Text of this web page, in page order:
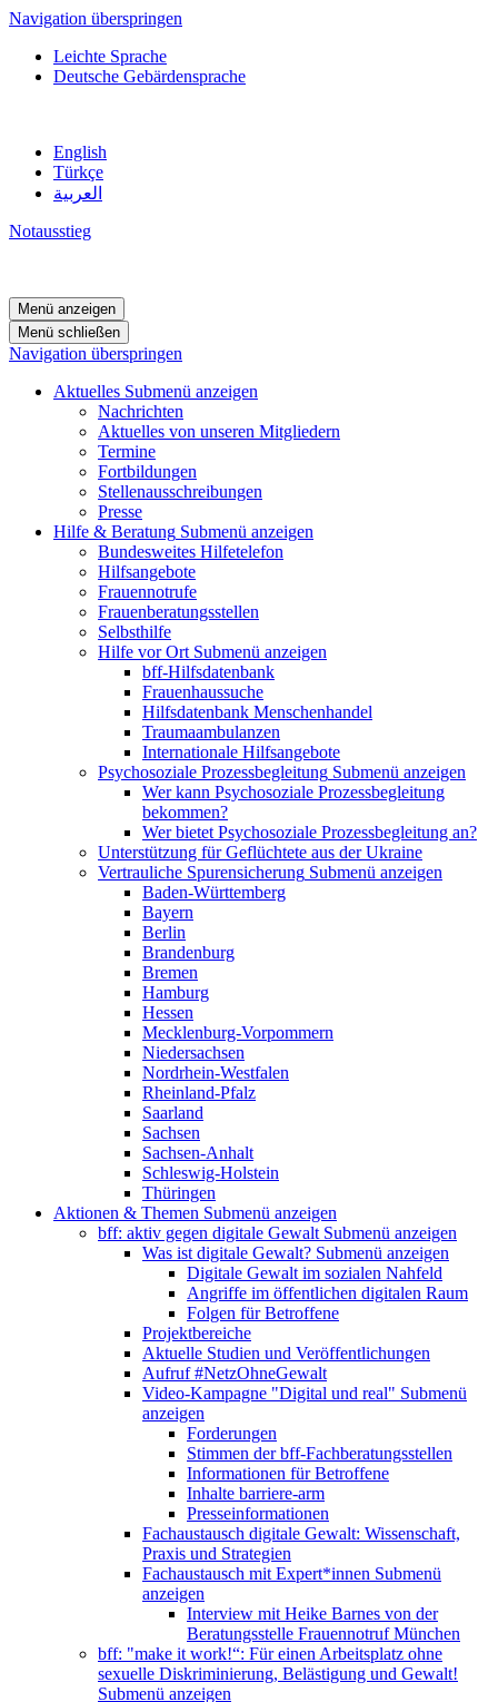
Navigation überspringen
Leichte Sprache
Deutsche Gebärdensprache
English
Türkçe
العربية
Notausstieg
Menü anzeigen
Menü schließen
Navigation überspringen
Aktuelles Submenü anzeigen
Nachrichten
Aktuelles von unseren Mitgliedern
Termine
Fortbildungen
Stellenausschreibungen
Presse
Hilfe & Beratung Submenü anzeigen
Bundesweites Hilfetelefon
Hilfsangebote
Frauennotrufe
Frauenberatungsstellen
Selbsthilfe
Hilfe vor Ort Submenü anzeigen
bff-Hilfsdatenbank
Frauenhaussuche
Hilfsdatenbank Menschenhandel
Traumaambulanzen
Internationale Hilfsangebote
Psychosoziale Prozessbegleitung Submenü anzeigen
Wer kann Psychosoziale Prozessbegleitung
bekommen?
Wer bietet Psychosoziale Prozessbegleitung an?
Unterstützung für Geflüchtete aus der Ukraine
Vertrauliche Spurensicherung Submenü anzeigen
Baden-Württemberg
Bayern
Berlin
Brandenburg
Bremen
Hamburg
Hessen
Mecklenburg-Vorpommern
Niedersachsen
Nordrhein-Westfalen
Rheinland-Pfalz
Saarland
Sachsen
Sachsen-Anhalt
Schleswig-Holstein
Thüringen
Aktionen & Themen Submenü anzeigen
bff: aktiv gegen digitale Gewalt Submenü anzeigen
Was ist digitale Gewalt? Submenü anzeigen
Digitale Gewalt im sozialen Nahfeld
Angriffe im öffentlichen digitalen Raum
Folgen für Betroffene
Projektbereiche
Aktuelle Studien und Veröffentlichungen
Aufruf #NetzOhneGewalt
Video-Kampagne "Digital und real" Submenü
anzeigen
Forderungen
Stimmen der bff-Fachberatungsstellen
Informationen für Betroffene
Inhalte barriere-arm
Presseinformationen
Fachaustausch digitale Gewalt: Wissenschaft,
Praxis und Strategien
Fachaustausch mit Expert*innen Submenü
anzeigen
Interview mit Heike Barnes von der
Beratungsstelle Frauennotruf München
bff: "make it work!“: Für einen Arbeitsplatz ohne
sexuelle Diskriminierung, Belästigung und Gewalt!
Submenü anzeigen